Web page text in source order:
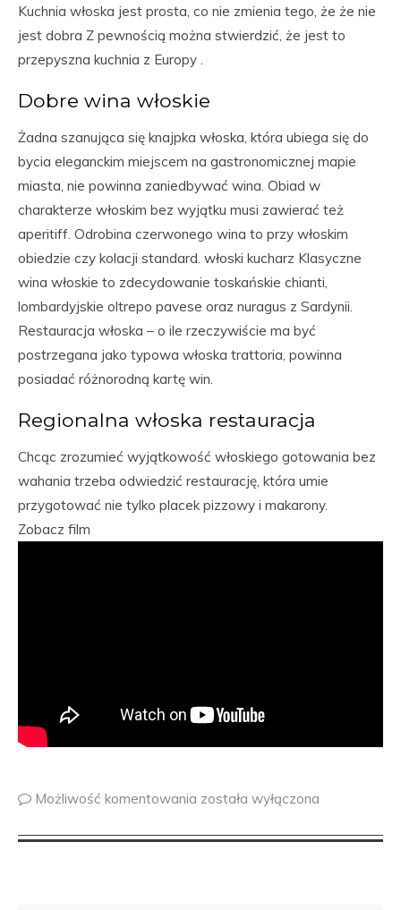
Kuchnia włoska jest prosta, co nie zmienia tego, że że nie
jest dobra Z pewnością można stwierdzić, że jest to
przepyszna kuchnia z Europy .
Dobre wina włoskie
Żadna szanująca się knajpka włoska, która ubiega się do
bycia eleganckim miejscem na gastronomicznej mapie
miasta, nie powinna zaniedbywać wina. Obiad w
charakterze włoskim bez wyjątku musi zawierać też
aperitiff. Odrobina czerwonego wina to przy włoskim
obiedzie czy kolacji standard. włoski kucharz Klasyczne
wina włoskie to zdecydowanie toskańskie chianti,
lombardyjskie oltrepo pavese oraz nuragus z Sardynii.
Restauracja włoska – o ile rzeczywiście ma być
postrzegana jako typowa włoska trattoria, powinna
posiadać różnorodną kartę win.
Regionalna włoska restauracja
Chcąc zrozumieć wyjątkowość włoskiego gotowania bez
wahania trzeba odwiedzić restaurację, która umie
przygotować nie tylko placek pizzowy i makarony.
Zobacz film
Możliwość komentowania została wyłączona